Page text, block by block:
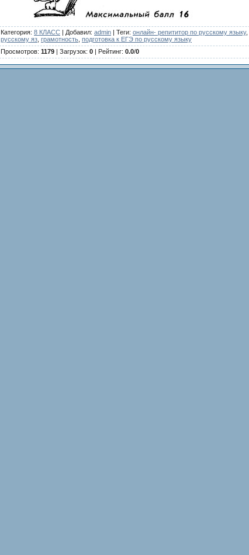
Категория: 8 КЛАСС | Добавил: admin | Теги: онлайн- репититор по русскому языку,
русскому яз грамотность подготовка к ЕГЭ по русскому языку
Просмотров: 1179 | Загрузок: 0 | Рейтинг: 0.0/0